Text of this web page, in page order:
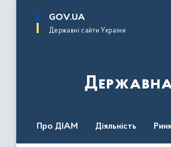
основного
GOV.UA
Державні сайти України
Державна
Про ДІАМ Діяльність